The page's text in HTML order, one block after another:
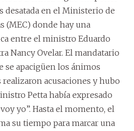
desatada en el Ministerio de
(MEC) donde hay una
entre el ministro Eduardo
Nancy Ovelar. El mandatario
se apacigüen los ánimos
acusaciones y hubo
Petta había expresado
yo”. Hasta el momento, el
su tiempo para marcar una